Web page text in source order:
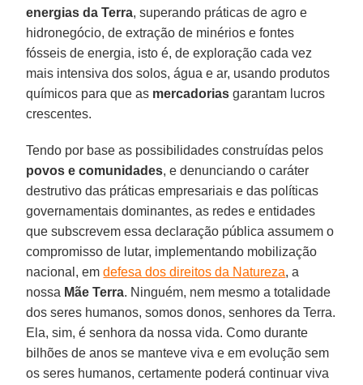
energias da Terra, superando práticas de agro e
hidronegócio, de extração de minérios e fontes
fósseis de energia, isto é, de exploração cada vez
mais intensiva dos solos, água e ar, usando produtos
químicos para que as mercadorias garantam lucros
crescentes.
Tendo por base as possibilidades construídas pelos
povos e comunidades, e denunciando o caráter
destrutivo das práticas empresariais e das políticas
governamentais dominantes, as redes e entidades
que subscrevem essa declaração pública assumem o
compromisso de lutar, implementando mobilização
nacional, emdefesa dos direitos da Natureza, a
nossa Mãe Terra. Ninguém, nem mesmo a totalidade
dos seres humanos, somos donos, senhores da Terra.
Ela, sim, é senhora da nossa vida. Como durante
bilhões de anos se manteve viva e em evolução sem
os seres humanos, certamente poderá continuar viva